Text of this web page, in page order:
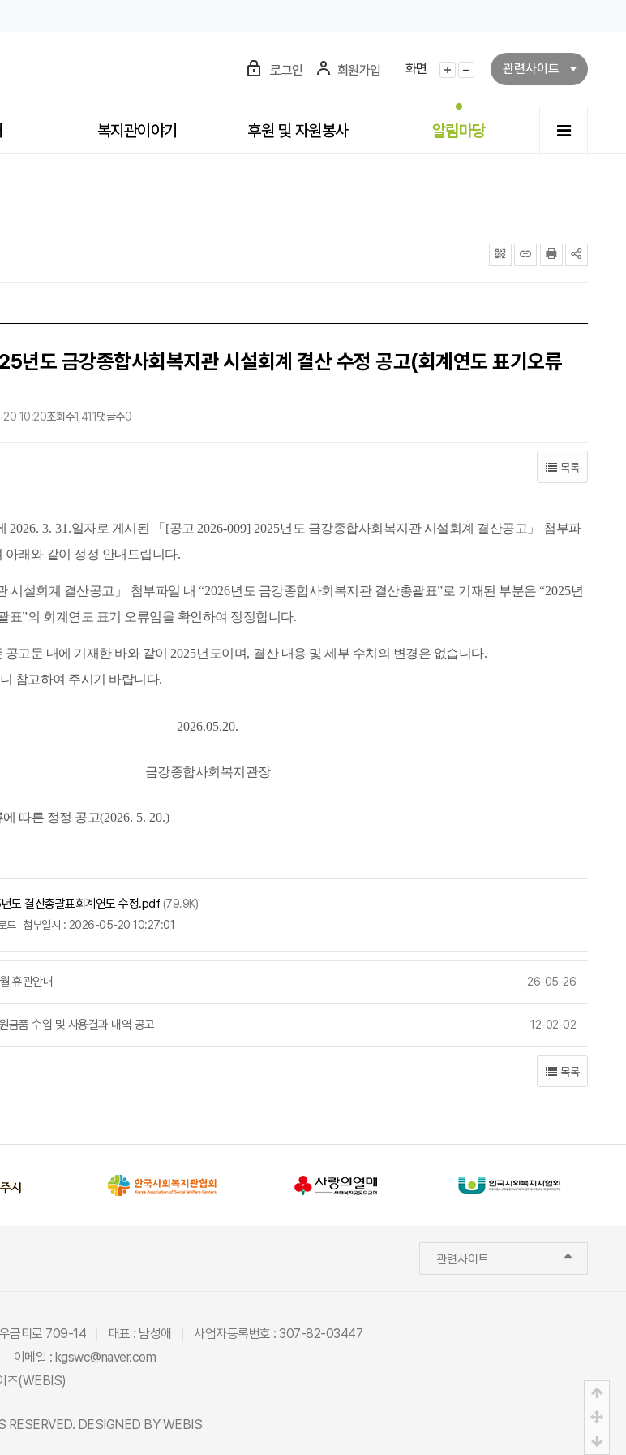
정) > 공지사항
로그인 회원가입
화면
화면확대화면축소
관련사이트
복지관이야기 후원 및 자원봉사 알림마당 전체메
QRcode주소복사프린터
도 금강종합사회복지관 시설회계 결산 수정 공고(회계연도 표기오류
10:20조회수1,411댓글수0
목록
2026. 3. 31.일자로 게시된 「 [공고 2026-009] 2025년도 금강종합사회복지관 시설회계 결산공고 」 첨부파
아래와 같이 정정 안내드립니다.
시설회계 결산공고 」 첨부파일 내 “2026년도 금강종합사회복지관 결산총괄표”로 기재된 부분은 “2025년
표”의 회계연도 표기 오류임을 확인하여 정정합니다.
고문 내에 기재한 바와 같이 2025년도이며, 결산 내용 및 세부 수치의 변경은 없습니다.
참고하여 주시기 바랍니다.
2026.05.20.
금강종합사회복지관장
따른 정정 공고(2026. 5. 20.)
도 결산총괄표회계연도 수정.pdf (79.9K)
드 첨부일시 : 2026-05-20 10:27:01
휴관안내 26-05-26
금품 수입 및 사용결과 내역 공고 12-02-02
목록
관련사이트
금티로 709-14 대표 : 남성애
사업자등록번호 : 307-82-03447
이메일 : kgswc@naver.com
즈(WEBIS)
RESERVED. DESIGNED BYWEBIS
상
중
하